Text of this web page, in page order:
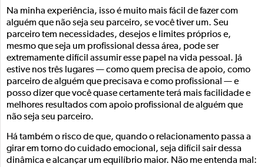
Na minha experiência, isso é muito mais fácil de fazer com
alguém que não seja seu parceiro, se você tiver um. Seu
parceiro tem necessidades, desejos e limites próprios e,
mesmo que seja um profissional dessa área, pode ser
extremamente difícil assumir esse papel na vida pessoal. Já
estive nos três lugares — como quem precisa de apoio, como
parceiro de alguém que precisava e como profissional — e
posso dizer que você quase certamente terá mais facilidade e
melhores resultados com apoio profissional de alguém que
não seja seu parceiro.
Há também o risco de que, quando o relacionamento passa a
girar em torno do cuidado emocional, seja difícil sair dessa
dinâmica e alcançar um equilíbrio maior. Não me entenda mal: